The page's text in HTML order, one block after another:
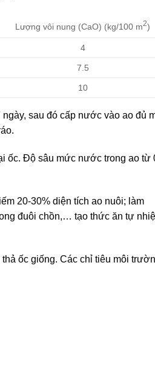
Lượng vôi nung (CaO) (kg/100 m2)
4
7.5
10
sau đó cấp nước vào ao đủ
ốc. Độ sâu mức nước trong ao từ
20-30% diện tích ao nuôi; làm
đuôi chồn,… tạo thức ăn tự
ốc giống. Các chỉ tiêu môi